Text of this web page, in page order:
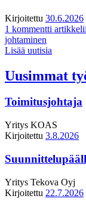
Kirjoitettu 30.6.2026
1 kommentti
johtaminen
Lisää uutisia
Uusimmat
Toimitusjohtaja
Yritys KOAS
Kirjoitettu 3.8.2026
Yritys Tekova Oyj
Kirjoitettu 22.7.2026